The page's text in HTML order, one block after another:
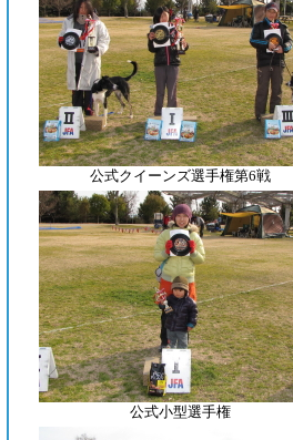
公式クイーンズ選手権第6戦
公式小型選手権